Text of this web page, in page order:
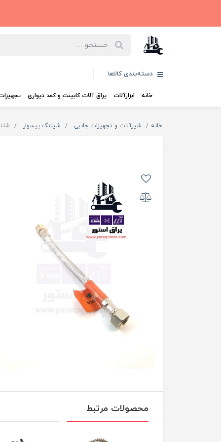
دسته‌بندی کالاها
خانه ابزارآلات یراق آلات کابینت و کمد دیواری
خانه شیرآلات و تجهیزات جانبی شیلنگ پیسوار شلنگ
محصولات مرتبط